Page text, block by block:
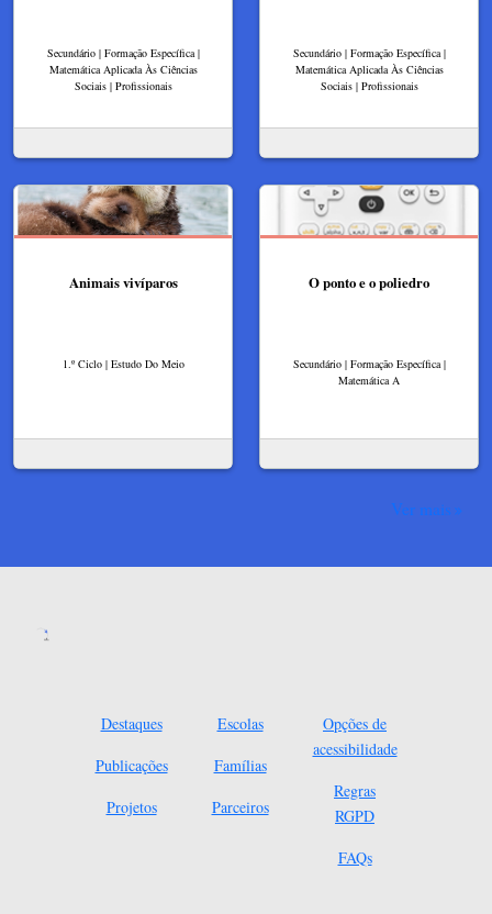
Secundário | Formação Específica |
Matemática Aplicada Às Ciências
Sociais | Profissionais
Secundário | Formação Específica |
Matemática Aplicada Às Ciências
Sociais | Profissionais
Animais vivíparos
1.º Ciclo | Estudo Do Meio
O ponto e o poliedro
Secundário | Formação Específica |
Matemática A
Ver mais
Destaques
Publicações
Projetos
Escolas
Famílias
Parceiros
Opções de
acessibilidade
Regras
RGPD
FAQs